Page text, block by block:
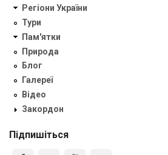
Регіони України
Тури
Пам'ятки
Природа
Блог
Галереї
Відео
Закордон
Підпишіться